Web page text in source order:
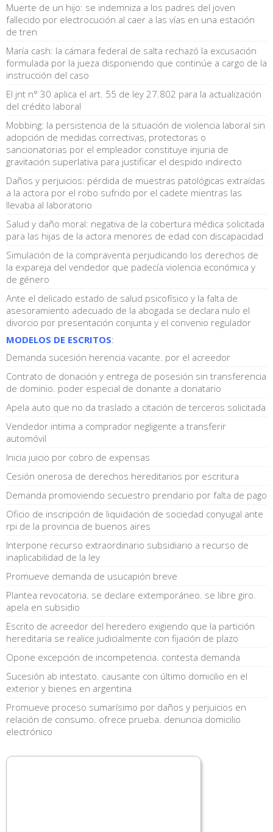
Muerte de un hijo: se indemniza a los padres del joven
fallecido por electrocución al caer a las vías en una estación
de tren
María cash: la cámara federal de salta rechazó la excusación
formulada por la jueza disponiendo que continúe a cargo de la
instrucción del caso
El jnt n° 30 aplica el art. 55 de ley 27.802 para la actualización
del crédito laboral
Mobbing: la persistencia de la situación de violencia laboral sin
adopción de medidas correctivas, protectoras o
sancionatorias por el empleador constituye injuria de
gravitación superlativa para justificar el despido indirecto
Daños y perjuicios: pérdida de muestras patológicas extraídas
a la actora por el robo sufrido por el cadete mientras las
llevaba al laboratorio
Salud y daño moral: negativa de la cobertura médica solicitada
para las hijas de la actora menores de edad con discapacidad
Simulación de la compraventa perjudicando los derechos de
la expareja del vendedor que padecía violencia económica y
de género
Ante el delicado estado de salud psicofísico y la falta de
asesoramiento adecuado de la abogada se declara nulo el
divorcio por presentación conjunta y el convenio regulador
MODELOS DE ESCRITOS:
Demanda sucesión herencia vacante. por el acreedor
Contrato de donación y entrega de posesión sin transferencia
de dominio. poder especial de donante a donatario
Apela auto que no da traslado a citación de terceros solicitada
Vendedor intima a comprador negligente a transferir
automóvil
Inicia juicio por cobro de expensas
Cesión onerosa de derechos hereditarios por escritura
Demanda promoviendo secuestro prendario por falta de pago
Oficio de inscripción de liquidación de sociedad conyugal ante
rpi de la provincia de buenos aires
Interpone recurso extraordinario subsidiario a recurso de
inaplicabilidad de la ley
Promueve demanda de usucapión breve
Plantea revocatoria. se declare extemporáneo. se libre giro.
apela en subsidio
Escrito de acreedor del heredero exigiendo que la partición
hereditaria se realice judicialmente con fijación de plazo
Opone excepción de incompetencia. contesta demanda
Sucesión ab intestato. causante con último domicilio en el
exterior y bienes en argentina
Promueve proceso sumarísimo por daños y perjuicios en
relación de consumo. ofrece prueba. denuncia domicilio
electrónico